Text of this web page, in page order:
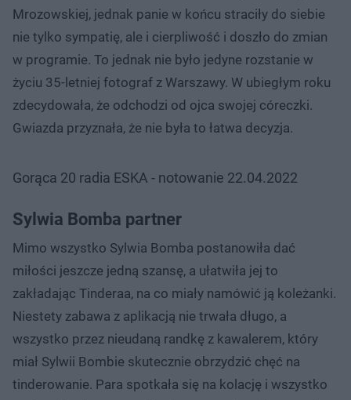
Mrozowskiej, jednak panie w końcu straciły do siebie
nie tylko sympatię, ale i cierpliwość i doszło do zmian
w programie. To jednak nie było jedyne rozstanie w
życiu 35-letniej fotograf z Warszawy. W ubiegłym roku
zdecydowała, że odchodzi od ojca swojej córeczki.
Gwiazda przyznała, że nie była to łatwa decyzja.
Gorąca 20 radia ESKA - notowanie 22.04.2022
Sylwia Bomba partner
Mimo wszystko Sylwia Bomba postanowiła dać
miłości jeszcze jedną szansę, a ułatwiła jej to
zakładając Tinderaa, na co miały namówić ją koleżanki.
Niestety zabawa z aplikacją nie trwała długo, a
wszystko przez nieudaną randkę z kawalerem, który
miał Sylwii Bombie skutecznie obrzydzić chęć na
tinderowanie. Para spotkała się na kolację i wszystko